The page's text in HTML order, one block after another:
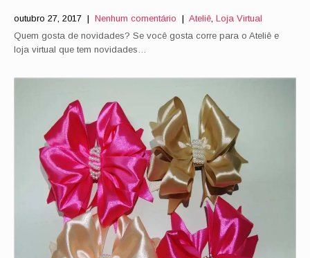
outubro 27, 2017 | Nenhum comentário | Ateliê, Loja Virtual
Quem gosta de novidades? Se você gosta corre para o Ateliê e
loja virtual que tem novidades…